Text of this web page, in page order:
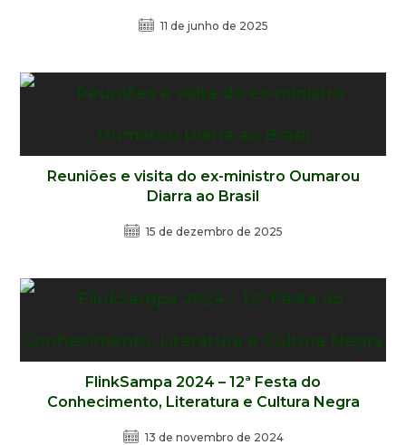
11 de junho de 2025
Reuniões e visita do ex-ministro Oumarou
Diarra ao Brasil
15 de dezembro de 2025
FlinkSampa 2024 – 12ª Festa do
Conhecimento, Literatura e Cultura Negra
13 de novembro de 2024